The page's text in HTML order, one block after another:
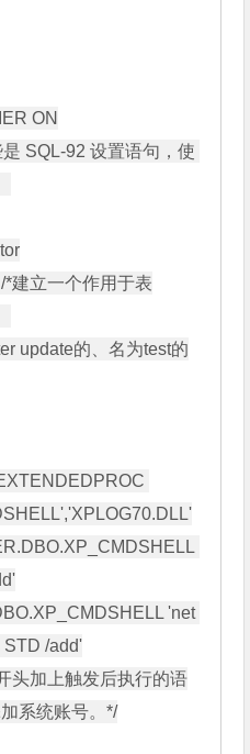
ON
是 SQL-92 设置语句，使
STD /add'
系统账号。*/